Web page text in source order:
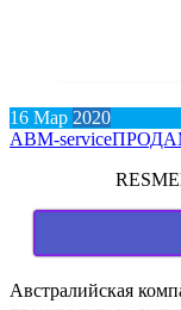
16 Мар 2020
АВM-service
Австралийская